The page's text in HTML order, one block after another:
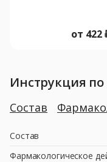
от 422
Инструкция
Состав
Состав
Фармакологическое